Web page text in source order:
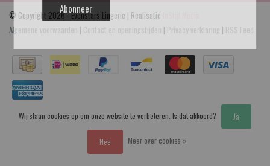
© Copyright 2026 - Evenstars Lingerie | Realisatie
Algemene voorwaarden
| | |
Abonneer
Wij slaan cookies op om onze website te verbeteren. Is dat akkoord? Ja
Nee Meer over cookies »